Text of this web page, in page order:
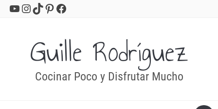
YouTube
Instagram
TikTok
Pinterest
Facebook
Guille Rodríguez
Cocinar Poco y Disfrutar Mucho